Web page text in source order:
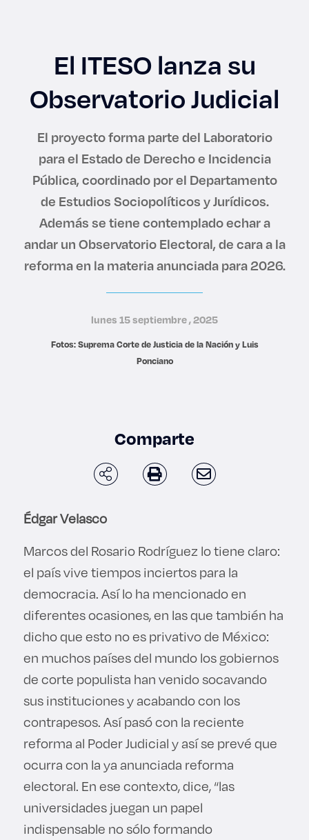
CRUCE
Derecho
Lo más buscado
El ITESO lanza su
Observatorio Judicial
El proyecto forma parte del Laboratorio
para el Estado de Derecho e Incidencia
Pública, coordinado por el Departamento
de Estudios Sociopolíticos y Jurídicos.
Además se tiene contemplado echar a
andar un Observatorio Electoral, de cara a la
reforma en la materia anunciada para 2026.
lunes 15 septiembre , 2025
Fotos: Suprema Corte de Justicia de la Nación y Luis
Ponciano
Comparte
Édgar Velasco
Marcos del Rosario Rodríguez lo tiene claro:
el país vive tiempos inciertos para la
democracia. Así lo ha mencionado en
diferentes ocasiones, en las que también ha
dicho que esto no es privativo de México:
en muchos países del mundo los gobiernos
de corte populista han venido socavando
sus instituciones y acabando con los
contrapesos. Así pasó con la reciente
reforma al Poder Judicial y así se prevé que
ocurra con la ya anunciada reforma
electoral. En ese contexto, dice, “las
universidades juegan un papel
indispensable no sólo formando